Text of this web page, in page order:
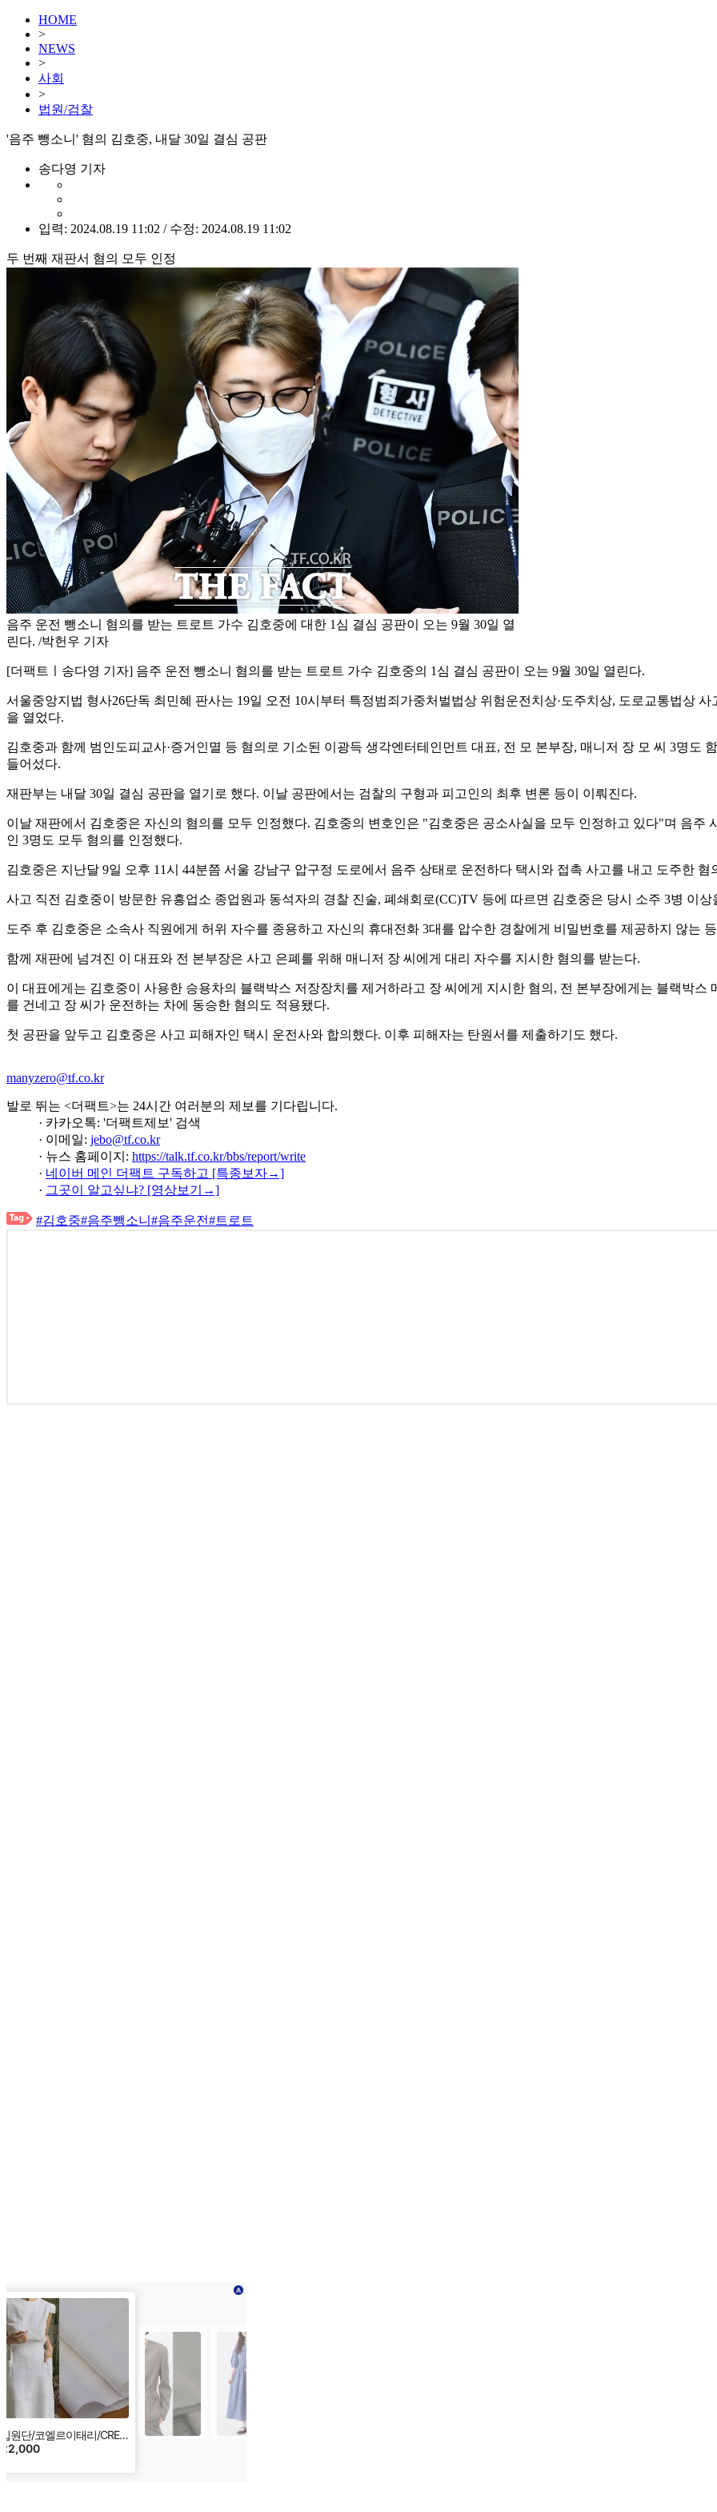
HOME
>
NEWS
>
사회
>
법원/검찰
'음주 뺑소니' 혐의 김호중, 내달 30일 결심 공판
송다영 기자
입력: 2024.08.19 11:02 / 수정: 2024.08.19 11:02
두 번째 재판서 혐의 모두 인정
음주 운전 뺑소니 혐의를 받는 트로트 가수 김호중에 대한 1심 결심 공판이 오는 9월 30일 열
린다. /박헌우 기자
[더팩트ㅣ송다영 기자] 음주 운전 뺑소니 혐의를 받는 트로트 가수 김호중의 1심 결심 공판이 오는 9월 30일 열린다.
서울중앙지법 형사26단독 최민혜 판사는 19일 오전 10시부터 특정범죄가중처벌법상 위험운전치상·도주치상, 도로교통법상
을 열었다.
김호중과 함께 범인도피교사·증거인멸 등 혐의로 기소된 이광득 생각엔터테인먼트 대표, 전 모 본부장, 매니저 장 모 씨 3명도
들어섰다.
재판부는 내달 30일 결심 공판을 열기로 했다. 이날 공판에서는 검찰의 구형과 피고인의 최후 변론 등이 이뤄진다.
이날 재판에서 김호중은 자신의 혐의를 모두 인정했다. 김호중의 변호인은 "김호중은 공소사실을 모두 인정하고 있다"며 음주
인 3명도 모두 혐의를 인정했다.
김호중은 지난달 9일 오후 11시 44분쯤 서울 강남구 압구정 도로에서 음주 상태로 운전하다 택시와 접촉 사고를 내고 도주한
사고 직전 김호중이 방문한 유흥업소 종업원과 동석자의 경찰 진술, 폐쇄회로(CC)TV 등에 따르면 김호중은 당시 소주 3병 이
도주 후 김호중은 소속사 직원에게 허위 자수를 종용하고 자신의 휴대전화 3대를 압수한 경찰에게 비밀번호를 제공하지 않는
함께 재판에 넘겨진 이 대표와 전 본부장은 사고 은폐를 위해 매니저 장 씨에게 대리 자수를 지시한 혐의를 받는다.
이 대표에게는 김호중이 사용한 승용차의 블랙박스 저장장치를 제거하라고 장 씨에게 지시한 혐의, 전 본부장에게는 블랙박
를 건네고 장 씨가 운전하는 차에 동승한 혐의도 적용됐다.
첫 공판을 앞두고 김호중은 사고 피해자인 택시 운전사와 합의했다. 이후 피해자는 탄원서를 제출하기도 했다.
manyzero@tf.co.kr
발로 뛰는 <더팩트>는 24시간 여러분의 제보를 기다립니다.
· 카카오톡: '더팩트제보' 검색
· 이메일: jebo@tf.co.kr
· 뉴스 홈페이지: https://talk.tf.co.kr/bbs/report/write
· 네이버 메인 더팩트 구독하고 [특종보자→]
· 그곳이 알고싶냐? [영상보기→]
#김호중#음주뺑소니 #음주운전#트로트